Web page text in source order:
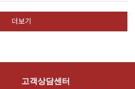
더보기
고객상담센터